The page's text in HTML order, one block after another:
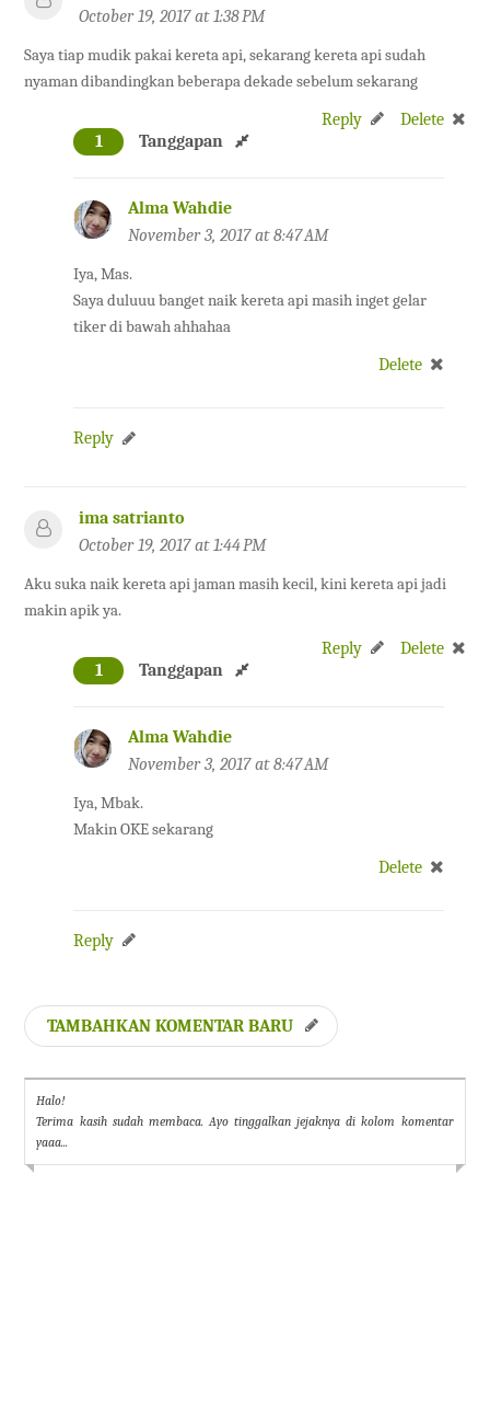
October 19, 2017 at 1:38 PM
Saya tiap mudik pakai kereta api, sekarang kereta api sudah
nyaman dibandingkan beberapa dekade sebelum sekarang
Reply
Delete
1
Tanggapan
Alma Wahdie
November 3, 2017 at 8:47 AM
Iya, Mas.
Saya duluuu banget naik kereta api masih inget gelar
tiker di bawah ahhahaa
Delete
Reply
ima satrianto
October 19, 2017 at 1:44 PM
Aku suka naik kereta api jaman masih kecil, kini kereta api jadi
makin apik ya.
Reply
Delete
1
Tanggapan
Alma Wahdie
November 3, 2017 at 8:47 AM
Iya, Mbak.
Makin OKE sekarang
Delete
Reply
TAMBAHKAN KOMENTAR BARU
Halo!
Terima kasih sudah membaca. Ayo tinggalkan jejaknya di kolom komentar
yaaa...